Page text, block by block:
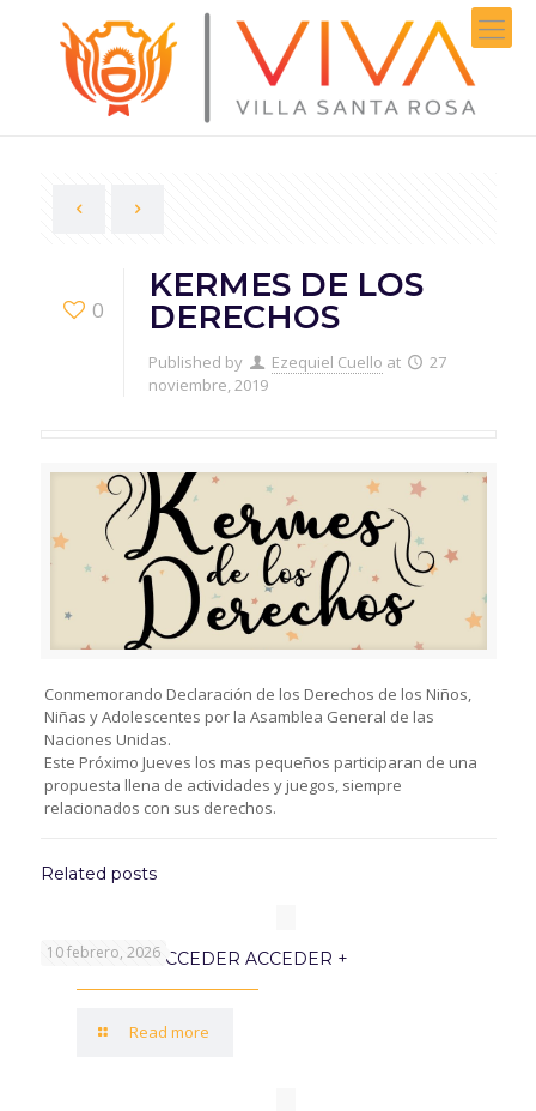
0
KERMES DE LOS
DERECHOS
Published by Ezequiel Cuello at
27
noviembre, 2019
Conmemorando Declaración de los Derechos de los Niños,
Niñas y Adolescentes por la Asamblea General de las
Naciones Unidas.
Este Próximo Jueves los mas pequeños participaran de una
propuesta llena de actividades y juegos, siempre
relacionados con sus derechos.
Related posts
10 febrero, 2026
PROGRAMA ACCEDER ACCEDER +
Read more